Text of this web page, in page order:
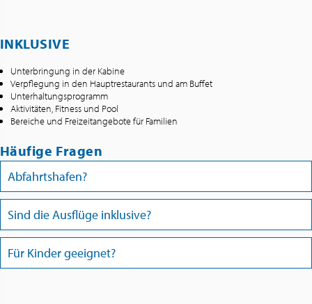
INKLUSIVE
Unterbringung in der Kabine
Verpflegung in den Hauptrestaurants und am Buffet
Unterhaltungsprogramm
Aktivitäten, Fitness und Pool
Bereiche und Freizeitangebote für Familien
Häufige Fragen
Abfahrtshafen?
Sind die Ausflüge inklusive?
Für Kinder geeignet?